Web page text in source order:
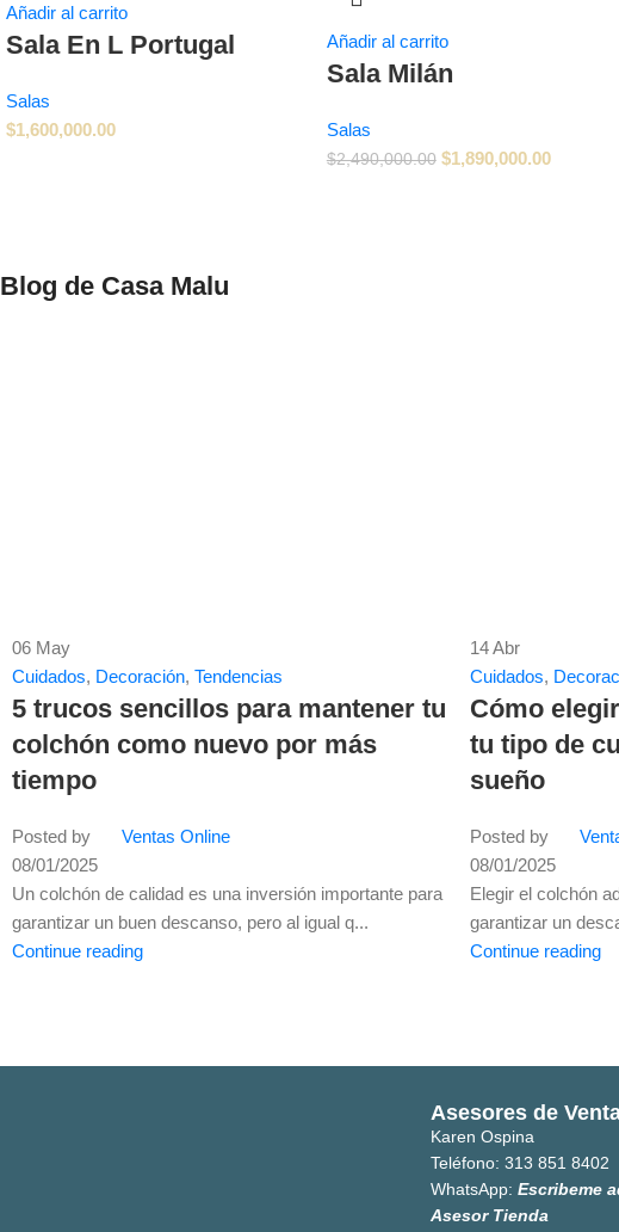
Añadir al carrito
Sala En L Portugal
Salas
$1,600,000.00
Añadir al carrito
Sala Milán
Salas
$2,490,000.00 $1,890,000.00
Blog de Casa Malu
06 May
Cuidados, Decoración, Tendencias
5 trucos sencillos para mantener tu
colchón como nuevo por más
tiempo
Posted by
Ventas Online
08/01/2025
Un colchón de calidad es una inversión importante para
garantizar un buen descanso, pero al igual q...
Continue reading
14Abr
Cuidados,
Cómo
tu tipo de
sueño
Posted by
08/01/2025
Elegir el colchón
garantizar un
Continue reading
Asesores de
Karen Ospina
Teléfono: 313 851 8402
WhatsApp: Escribeme
Asesor Tienda